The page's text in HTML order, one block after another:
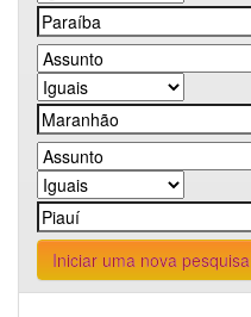
Iniciar uma nova pesquisa